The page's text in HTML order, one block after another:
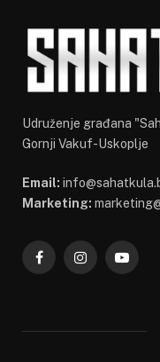
Udruženje građana
Gornji Vakuf-Uskoplje
Email:
Marketing:
FacebookInstagram